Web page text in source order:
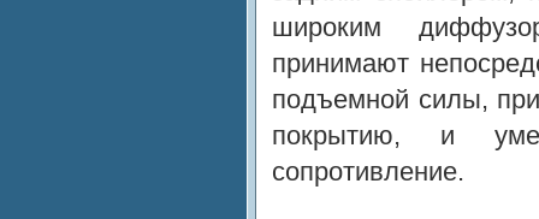
широким
принимают
подъемной силы,
покрытию, и
сопротивление.